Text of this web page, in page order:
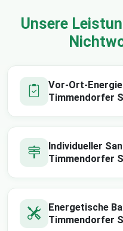
Unsere
Vor-Ort-
Timmendorfer
Individueller
Timmendorfer
Energetische
Timmendorfer